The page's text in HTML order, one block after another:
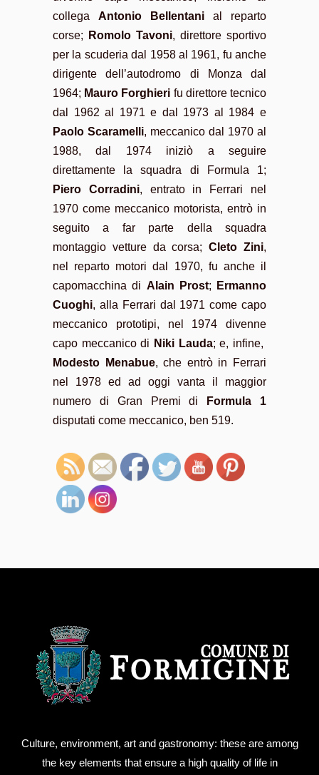
collega Antonio Bellentani al reparto
corse;
Romolo Tavoni, direttore sportivo
per la scuderia dal 1958 al 1961, fu anche
dirigente dell’autodromo di Monza dal
1964; Mauro Forghieri fu direttore tecnico
dal 1962 al 1971 e dal 1973 al 1984 e
Paolo Scaramelli, meccanico dal 1970 al
1988, dal 1974 iniziò a seguire
direttamente la squadra di Formula 1;
Piero Corradini, entrato in Ferrari nel
1970 come meccanico motorista, entrò in
seguito a far parte della squadra
montaggio vetture da corsa;Cleto Zini,
nel reparto motori dal 1970, fu anche il
capomacchina di Alain Prost;
Ermanno
Cuoghi, alla Ferrari dal 1971 come capo
meccanico prototipi, nel 1974 divenne
capo meccanico di Niki Lauda; e, infine,
Modesto Menabue, che entrò in Ferrari
nel 1978 ed ad oggi vanta il maggior
numero di Gran Premi di
Formula 1
disputati come meccanico, ben 519.
Culture, environment, art and gastronomy: these are among
the key elements that ensure a high quality of life in